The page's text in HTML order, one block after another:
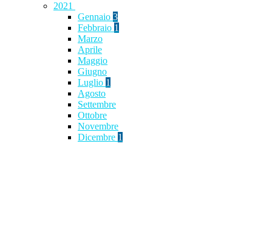
2021
Gennaio 3
Febbraio 1
Marzo
Aprile
Maggio
Giugno
Luglio 1
Agosto
Settembre
Ottobre
Novembre
Dicembre 1